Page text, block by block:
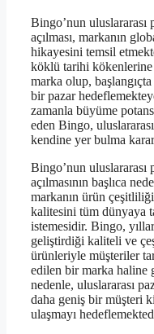
Bingo’nun uluslararası
açılması, markanın
hikayesini temsil
köklü tarihi
marka olup,
bir pazar
zamanla büyüme
eden Bingo,
kendine yer bulma
Bingo’nun uluslararası
açılmasının başlıca
markanın ürün
kalitesini tüm dünyaya
istemesidir. Bingo,
geliştirdiği kaliteli ve
ürünleriyle müşteriler
edilen bir marka haline
nedenle, uluslararası
daha geniş bir müşteri
ulaşmayı